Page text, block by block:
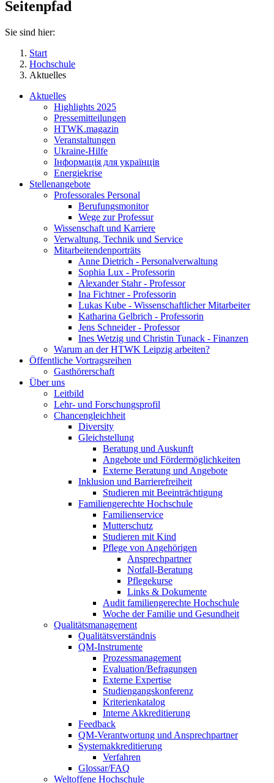
Seitenpfad
Sie sind hier:
Start
Hochschule
Aktuelles
Aktuelles
Highlights 2025
Pressemitteilungen
HTWK.magazin
Veranstaltungen
Ukraine-Hilfe
Інформація для українців
Energiekrise
Stellenangebote
Professorales Personal
Berufungsmonitor
Wege zur Professur
Wissenschaft und Karriere
Verwaltung, Technik und Service
Mitarbeitendenporträts
Anne Dietrich - Personalverwaltung
Sophia Lux - Professorin
Alexander Stahr - Professor
Ina Fichtner - Professorin
Lukas Kube - Wissenschaftlicher Mitarbeiter
Katharina Gelbrich - Professorin
Jens Schneider - Professor
Ines Wetzig und Christin Tunack - Finanzen
Warum an der HTWK Leipzig arbeiten?
Öffentliche Vortragsreihen
Gasthörerschaft
Über uns
Leitbild
Lehr- und Forschungsprofil
Chancengleichheit
Diversity
Gleichstellung
Beratung und Auskunft
Angebote und Fördermöglichkeiten
Externe Beratung und Angebote
Inklusion und Barrierefreiheit
Studieren mit Beeinträchtigung
Familiengerechte Hochschule
Familienservice
Mutterschutz
Studieren mit Kind
Pflege von Angehörigen
Ansprechpartner
Notfall-Beratung
Pflegekurse
Links & Dokumente
Audit familiengerechte Hochschule
Woche der Familie und Gesundheit
Qualitätsmanagement
Qualitätsverständnis
QM-Instrumente
Prozessmanagement
Evaluation/Befragungen
Externe Expertise
Studiengangskonferenz
Kriterienkatalog
Interne Akkreditierung
Feedback
QM-Verantwortung und Ansprechpartner
Systemakkreditierung
Verfahren
Glossar/FAQ
Weltoffene Hochschule